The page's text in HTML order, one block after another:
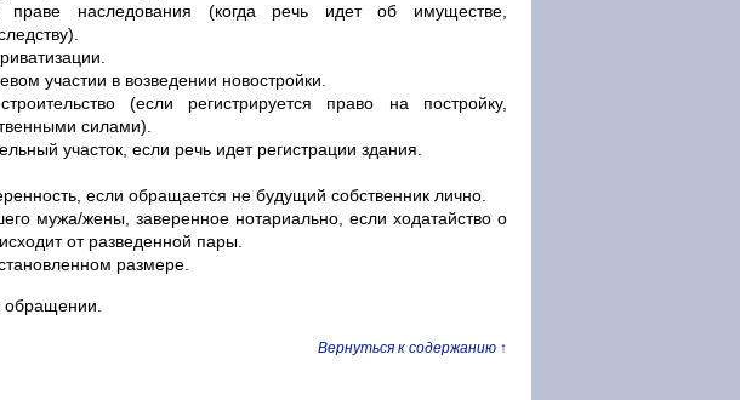
праве наследования (когда речь идет об имуществе,
участии в возведении новостройки.
(если регистрируется право на постройку,
силами).
участок, если речь идет регистрации здания.
если обращается не будущий собственник лично.
мужа/жены, заверенное нотариально, если ходатайство о
от разведенной пары.
размере.
обращении.
Вернуться к содержанию ↑